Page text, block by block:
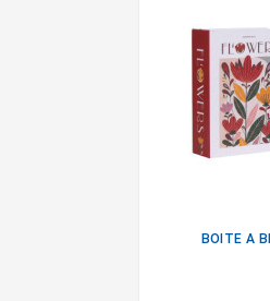
BOITE A